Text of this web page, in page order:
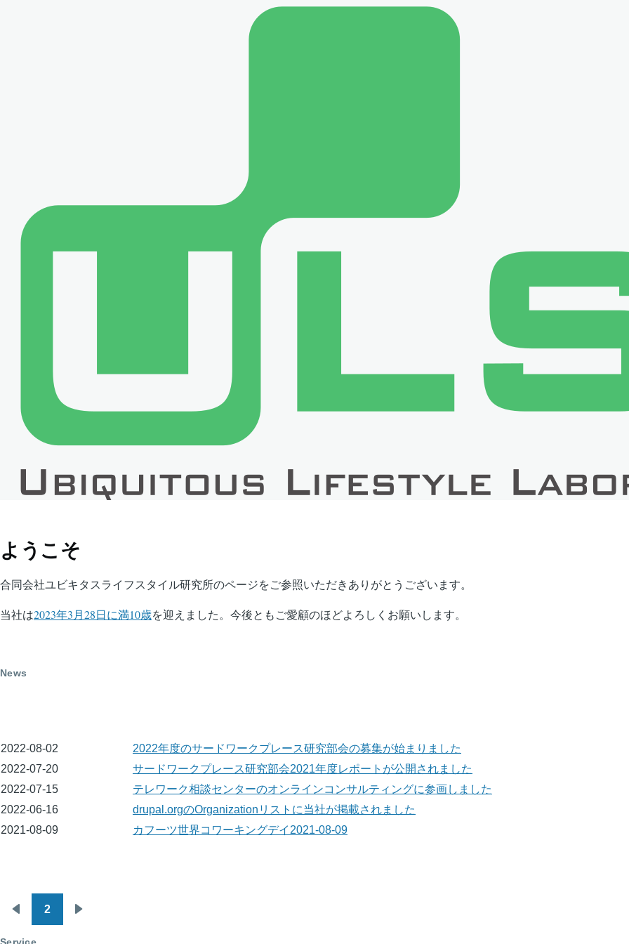
ようこそ
合同会社ユビキタスライフスタイル研究所のページをご参照いただきありがとうございます。
当社は2023年3月28日に満10歳を迎えました。今後ともご愛顧のほどよろしくお願いします。
News
2022-08-02
2022年度のサードワークプレース研究部会の募集が始まりました
2022-07-20
サードワークプレース研究部会2021年度レポートが公開されました
2022-07-15
テレワーク相談センターのオンラインコンサルティングに参画しました
2022-06-16
drupal.orgのOrganizationリストに当社が掲載されました
2021-08-09
カフーツ世界コワーキングデイ2021-08-09
ー
ペ
2